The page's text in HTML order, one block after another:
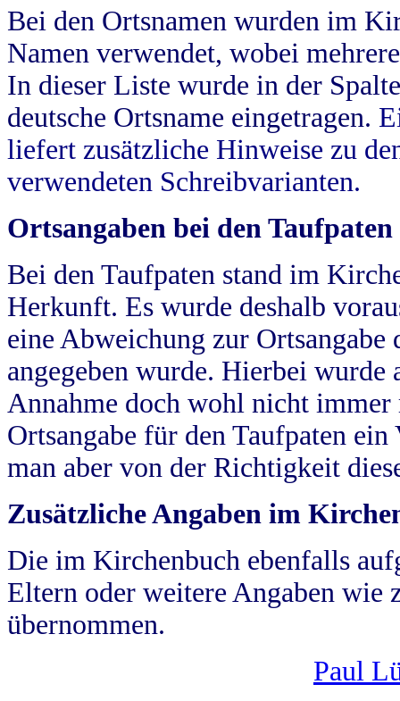
Bei den Ortsnamen wurden im
Namen verwendet, wobei
In dieser Liste wurde in der
deutsche Ortsname eingetragen.
liefert zusätzliche Hinweise zu
verwendeten Schreibvarianten.
Ortsangaben bei den Taufpaten
Bei den Taufpaten stand im
Herkunft. Es wurde deshalb
eine Abweichung zur
angegeben wurde. Hierbei wurde
Annahme doch wohl nicht
Ortsangabe für den Taufpaten
man aber von der Richtigkeit
Zusätzliche Angaben im
Die im Kirchenbuch ebenfalls
Eltern oder weitere Angaben wie
übernommen.
Paul